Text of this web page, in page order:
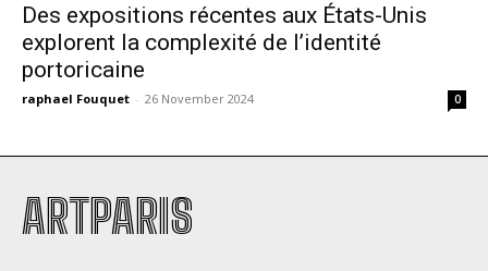
Des expositions récentes aux États-Unis
explorent la complexité de l’identité
portoricaine
raphael Fouquet - 26 November 2024 0
ARTPARIS